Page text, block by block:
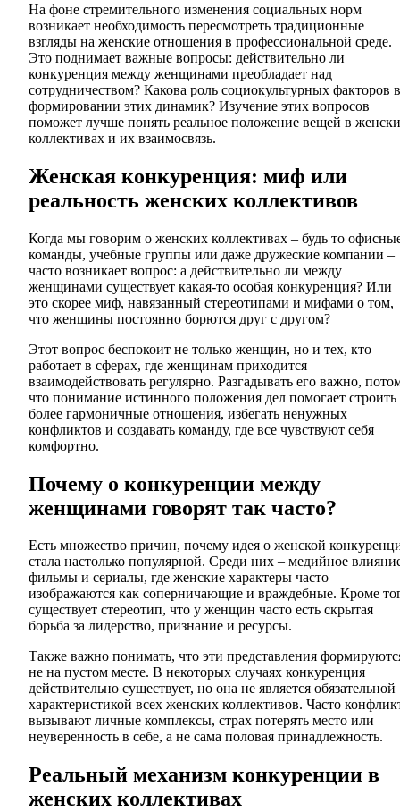
На фоне стремительного изменения социальных норм
возникает необходимость пересмотреть традиционные
взгляды на женские отношения в профессиональной среде.
Это поднимает важные вопросы: действительно ли
конкуренция между женщинами преобладает над
сотрудничеством? Какова роль социокультурных факторов в
формировании этих динамик? Изучение этих вопросов
поможет лучше понять реальное положение вещей в
коллективах и их взаимосвязь.
Женская конкуренция: миф или
реальность женских коллективов
Когда мы говорим о женских коллективах – будь то
команды, учебные группы или даже дружеские компании –
часто возникает вопрос: а действительно ли между
женщинами существует какая-то особая конкуренция? Или
это скорее миф, навязанный стереотипами и мифами о том,
что женщины постоянно борются друг с другом?
Этот вопрос беспокоит не только женщин, но и тех, кто
работает в сферах, где женщинам приходится
взаимодействовать регулярно. Разгадывать его важно,
что понимание истинного положения дел помогает строить
более гармоничные отношения, избегать ненужных
конфликтов и создавать команду, где все чувствуют себя
комфортно.
Почему о конкуренции между
женщинами говорят так часто?
Есть множество причин, почему идея о женской
стала настолько популярной. Среди них – медийное
фильмы и сериалы, где женские характеры часто
изображаются как соперничающие и враждебные. Кроме
существует стереотип, что у женщин часто есть скрытая
борьба за лидерство, признание и ресурсы.
Также важно понимать, что эти представления
не на пустом месте. В некоторых случаях конкуренция
действительно существует, но она не является обязательной
характеристикой всех женских коллективов. Часто
вызывают личные комплексы, страх потерять место или
неуверенность в себе, а не сама половая принадлежность.
Реальный механизм конкуренции в
женских коллективах